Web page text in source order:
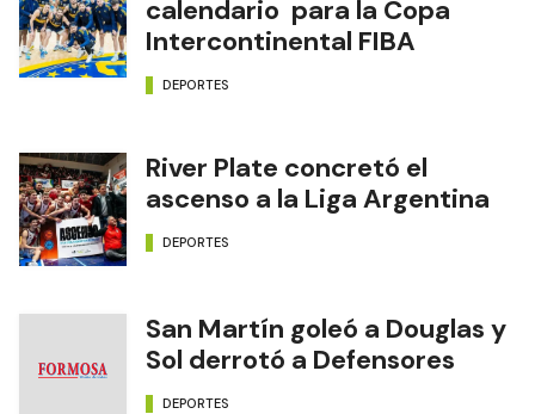
calendario para la Copa
Intercontinental FIBA
DEPORTES
River Plate concretó el
ascenso a la Liga Argentina
DEPORTES
San Martín goleó a Douglas y
Sol derrotó a Defensores
DEPORTES